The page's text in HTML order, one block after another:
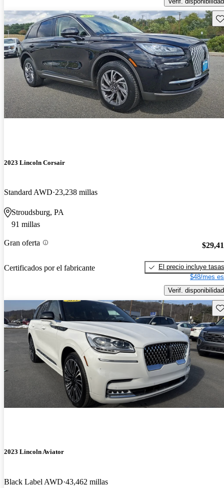
2023 Lincoln Corsair
Standard AWD 23,238 millas
Stroudsburg, PA
91 millas
Gran oferta
Certificados por el fabricante
El precio incluye tasas
$48/mes
Verif. disponibilidad
2023 Lincoln Aviator
Black Label AWD 43,462 millas